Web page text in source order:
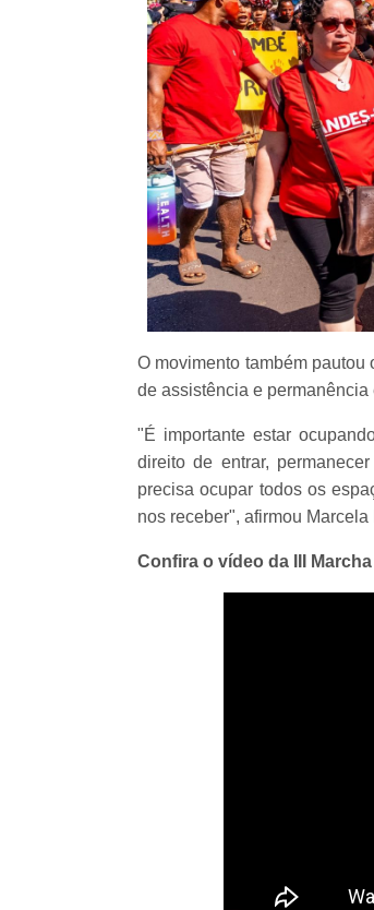
O movimento também
de assistência e permanência
"É importante estar
direito de entrar,
precisa ocupar todos os
nos receber", afirmou
Confira o vídeo da III